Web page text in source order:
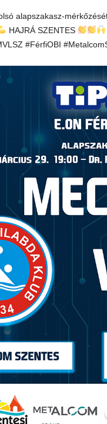
alapszakasz-
HAJRÁ SZENTES
#FérfiOBI